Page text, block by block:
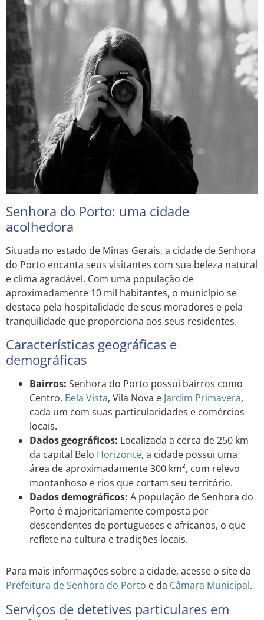
Senhora do Porto: uma cidade
acolhedora
Situada no estado de Minas Gerais, a cidade de Senhora
do Porto encanta seus visitantes com sua beleza natural
e clima agradável. Com uma população de
aproximadamente 10 mil habitantes, o município se
destaca pela hospitalidade de seus moradores e pela
tranquilidade que proporciona aos seus residentes.
Características geográficas e
demográficas
Bairros: Senhora do Porto possui bairros como
Centro, Bela Vista, Vila Nova e Jardim Primavera,
cada um com suas particularidades e comércios
locais.
Dados geográficos: Localizada a cerca de 250 km
da capital Belo Horizonte, a cidade possui uma
área de aproximadamente 300 km², com relevo
montanhoso e rios que cortam seu território.
Dados demográficos: A população de Senhora do
Porto é majoritariamente composta por
descendentes de portugueses e africanos, o que
reflete na cultura e tradições locais.
Para mais informações sobre a cidade, acesse o site da
Prefeitura de Senhora do Porto e da Câmara Municipal.
Serviços de detetives particulares em